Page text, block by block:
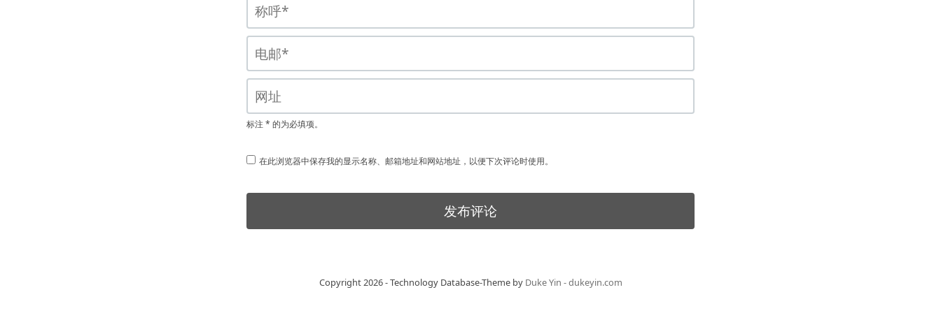
标注 * 的为必填项。
在此浏览器中保存我的显示名称、邮箱地址和网站地址，以便下次评论时使用。
Copyright 2026 - Technology Database-Theme by Duke Yin - dukeyin.com